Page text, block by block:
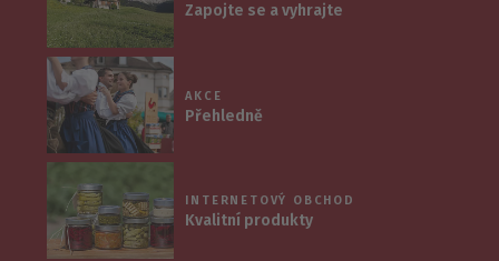
Zapojte se a vyhrajte
AKCE
Přehledně
INTERNETOVÝ OBCHOD
Kvalitní produkty